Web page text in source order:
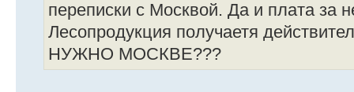
переписки с Москвой. Да и плата за
Лесопродукция получаетя
НУЖНО МОСКВЕ???